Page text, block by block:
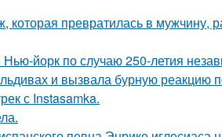
превратилась в мужчину,
йорк по случаю 250-летия
и вызвала бурную реакцию
с Instasamka.